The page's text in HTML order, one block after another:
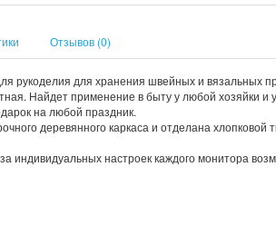
Отзывов (0)
рукоделия для хранения швейных и вязальных
Найдет применение в быту у любой хозяйки
на любой праздник.
деревянного каркаса и отделана хлопковой
индивидуальных настроек каждого монитора